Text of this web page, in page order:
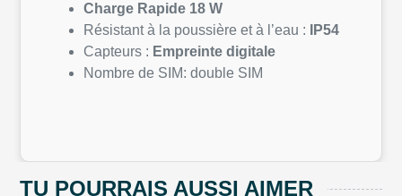
Charge Rapide 18 W
Résistant à la poussière et à l’eau :
IP54
Capteurs : Empreinte digitale
Nombre de SIM: double SIM
TU POURRAIS AUSSI AIMER